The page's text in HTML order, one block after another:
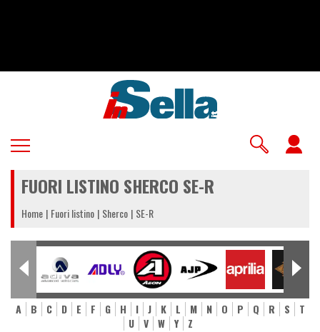
FUORI LISTINO SHERCO SE-R
Home Fuori listino Sherco SE-R
A B C D E F G H I J K L M N O P Q R S
T
U
V W Y Z